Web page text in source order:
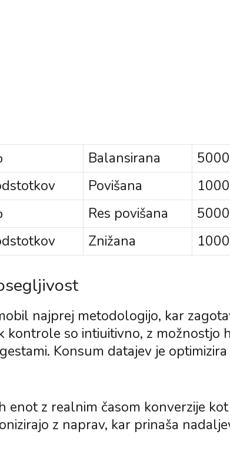
Balansirana
Povišana
Res povišana
Znižana
najprej metodologijo, kar
kontrole so intiuitivno, z možnostjo
Konsum datajev je
enot z realnim časom konverzije
z naprav, kar prinaša